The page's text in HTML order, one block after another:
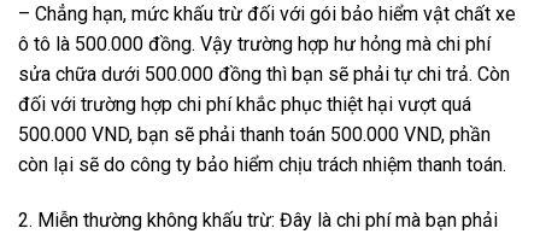
– Chẳng hạn, mức khấu trừ đối với gói bảo hiểm vật chất xe
ô tô là 500.000 đồng. Vậy trường hợp hư hỏng mà chi phí
sửa chữa dưới 500.000 đồng thì bạn sẽ phải tự chi trả. Còn
đối với trường hợp chi phí khắc phục thiệt hại vượt quá
500.000 VND, bạn sẽ phải thanh toán 500.000 VND, phần
còn lại sẽ do công ty bảo hiểm chịu trách nhiệm thanh toán.
2. Miễn thường không khấu trừ: Đây là chi phí mà bạn phải